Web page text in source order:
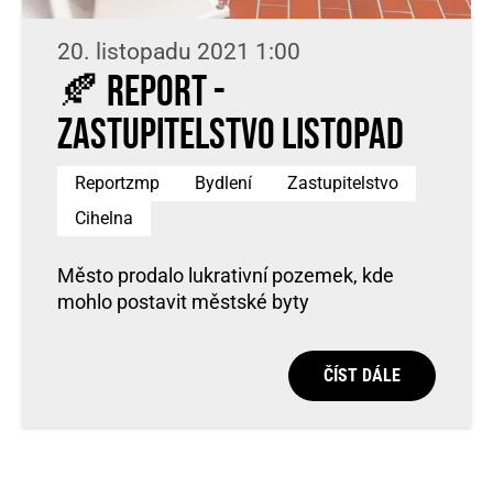
20. listopadu 2021 1:00
🍂 REPORT -
ZASTUPITELSTVO LISTOPAD
Reportzmp Bydlení
Zastupitelstvo
Cihelna
Město prodalo lukrativní pozemek, kde
mohlo postavit městské byty
ČÍST DÁLE